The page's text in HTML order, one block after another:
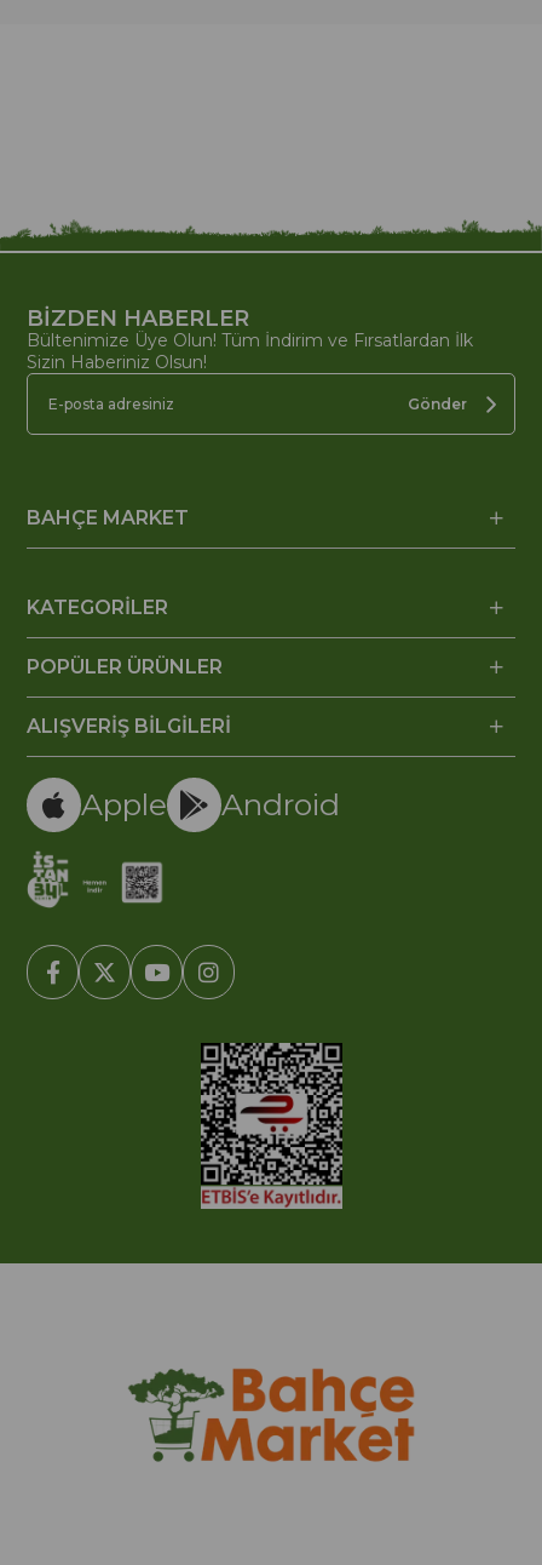
BİZDEN HABERLER
Bültenimize Üye Olun! Tüm İndirim ve Fırsatlardan İlk
Sizin Haberiniz Olsun!
Gönder
BAHÇE MARKET
KATEGORİLER
POPÜLER ÜRÜNLER
ALIŞVERİŞ BİLGİLERİ
Apple Android